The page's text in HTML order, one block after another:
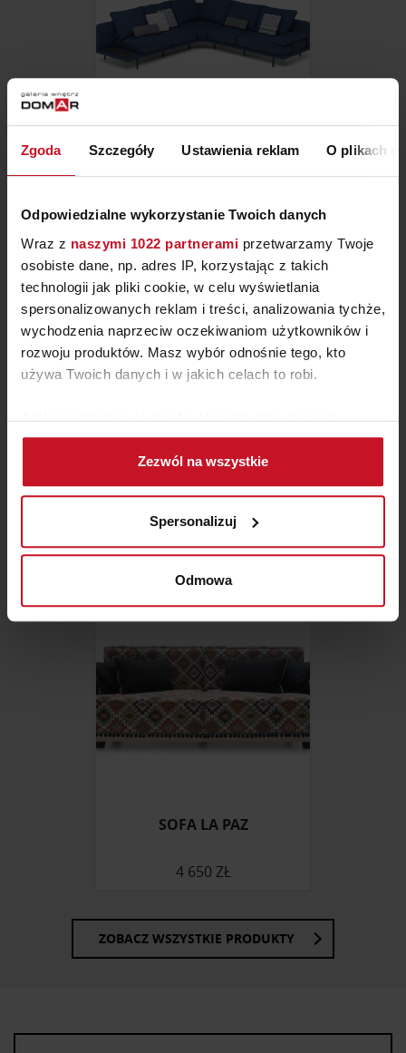
Zgoda Szczegóły Ustawienia reklam O plikach
Odpowiedzialne wykorzystanie Twoich danych
Wraz z naszymi 1022 partnerami przetwarzamy Twoje
osobiste dane, np. adres IP, korzystając z takich
technologii jak pliki cookie, w celu wyświetlania
spersonalizowanych reklam i treści, analizowania tychże,
wychodzenia naprzeciw oczekiwaniom użytkowników i
rozwoju produktów. Masz wybór odnośnie tego, kto
używa Twoich danych i w jakich celach to robi.
Jeśli wyrazisz na to zgodę, chcielibyśmy również:
Gromadzić dane dotyczące Twojej lokalizacji
geograficznej z dokładnością nawet do kilku metrów
Identyfikować Twoje urządzenie, aktywnie
(fingerprinting, czyli wirtualny odcisk palca)
Dowiedz się więcej odnośnie tego, jak Twoje osobiste
dane są przetwarzane oraz ustaw własne preferencje w
zmienić lub wycofać swoją zgodę w dowolnej chwili.
Wykorzystujemy pliki cookie do spersonalizowania treści
i reklam, aby oferować funkcje społecznościowe i
analizować ruch w naszej witrynie. Informacje o tym, jak
korzystasz z naszej witryny, udostępniamy partnerom
społecznościowym, reklamowym i analitycznym.
korzystania z ich usług.
Zezwól na wszystkie
Spersonalizuj
Odmowa
NAROŻNIK TIVOLI
KOMPLET WYPOCZYNKOWY
ZAPYTAJ O CENĘ W SALONIE
SOFA LA PAZ
4 650 ZŁ
ZOBACZ WSZYSTKIE PRODUKTY